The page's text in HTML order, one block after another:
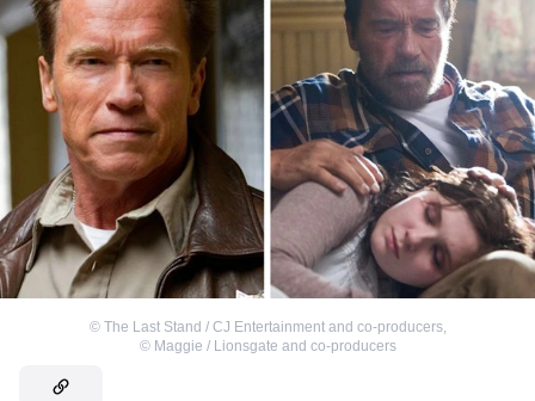
© The Last Stand / CJ Entertainment and co-producers,
© Maggie / Lionsgate and co-producers